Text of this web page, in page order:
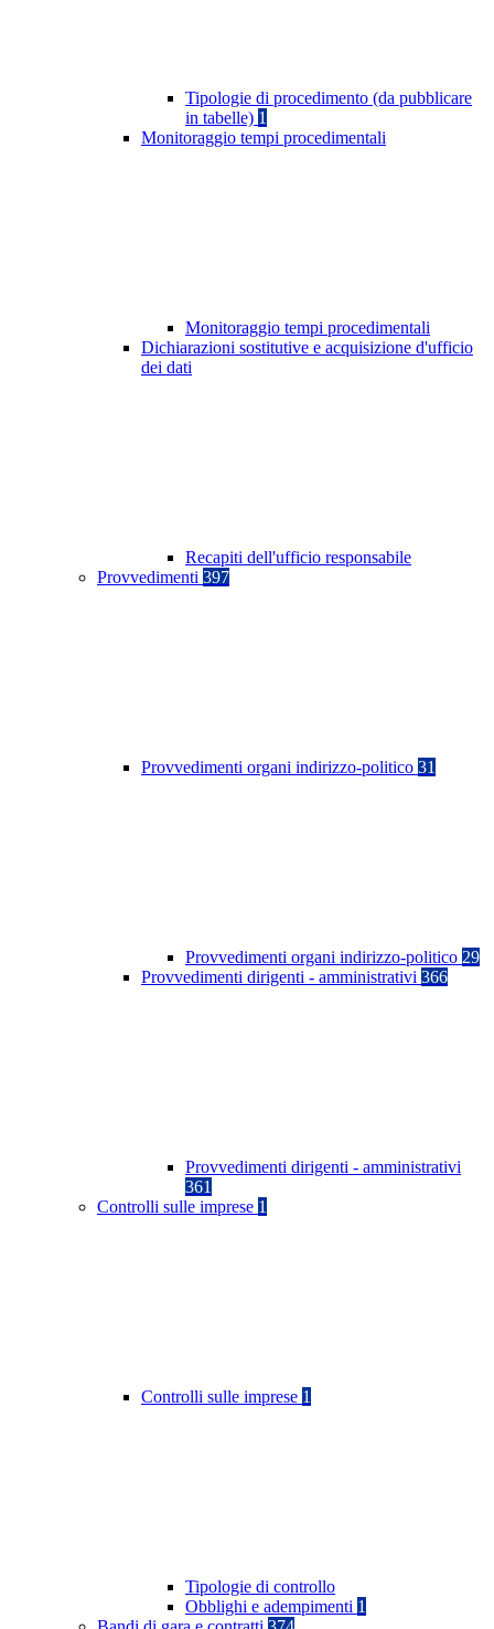
Tipologie di procedimento (da pubblicare
in tabelle) 1
Monitoraggio tempi procedimentali
Monitoraggio tempi procedimentali
Dichiarazioni sostitutive e acquisizione d'ufficio
dei dati
Recapiti dell'ufficio responsabile
Provvedimenti 397
Provvedimenti organi indirizzo-politico 31
Provvedimenti organi indirizzo-politico 29
Provvedimenti dirigenti - amministrativi 366
Provvedimenti dirigenti - amministrativi
361
Controlli sulle imprese 1
Controlli sulle imprese 1
Tipologie di controllo
Obblighi e adempimenti 1